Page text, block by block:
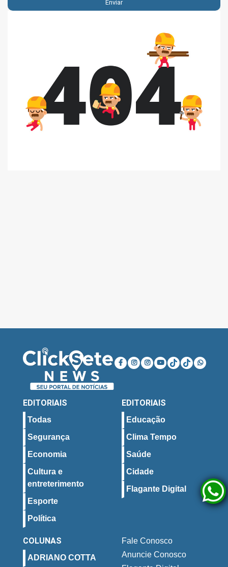
Enviar
EDITORIAIS
Todas
Segurança
Economia
Cultura e
entreterimento
Esporte
Política
EDITORIAIS
Educação
Clima Tempo
Saúde
Cidade
Flagante Digital
COLUNAS
ADRIANO COTTA
Fale Conosco
Anuncie Conosco